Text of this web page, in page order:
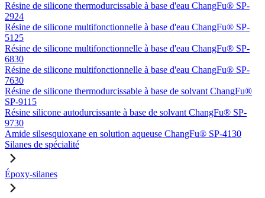
Résine de silicone thermodurcissable à base d'eau ChangFu® SP-
2924
Résine de silicone multifonctionnelle à base d'eau ChangFu® SP-
5125
Résine de silicone multifonctionnelle à base d'eau ChangFu® SP-
6830
Résine de silicone multifonctionnelle à base d'eau ChangFu® SP-
7630
Résine de silicone thermodurcissable à base de solvant ChangFu®
SP-9115
Résine silicone autodurcissante à base de solvant ChangFu® SP-
9730
Amide silsesquioxane en solution aqueuse ChangFu® SP-4130
Silanes de spécialité
Époxy-silanes